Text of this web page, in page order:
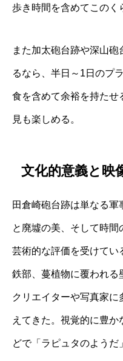
歩き時間を含めてこのく
また加太砲台跡や深山
るなら、半日～1日のプ
食を含めて余裕を持たせ
見も楽しめる。
文化的意義と映
田倉崎砲台跡は単なる
と廃墟の美、そして時間
芸術的な評価を受けてい
鉄部、蔓植物に覆われる
クリエイターや写真家
えてきた。視覚的に豊
どで「ラピュタのよう